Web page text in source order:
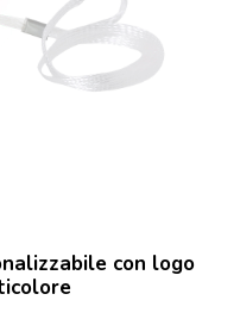
con logo